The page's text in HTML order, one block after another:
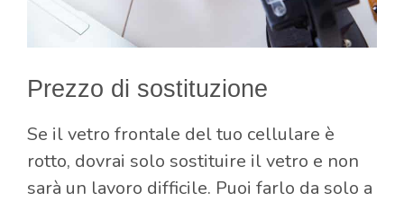
Prezzo di sostituzione
Se il vetro frontale del tuo cellulare è
rotto, dovrai solo sostituire il vetro e non
sarà un lavoro difficile. Puoi farlo da solo a